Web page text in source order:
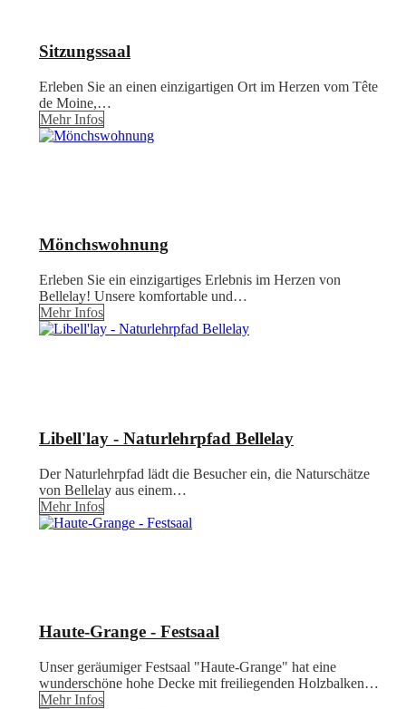
Sitzungssaal
Erleben Sie an einen einzigartigen Ort im Herzen vom Tête
de Moine,…
Mehr Infos
Mönchswohnung
Erleben Sie ein einzigartiges Erlebnis im Herzen von
Bellelay! Unsere komfortable und…
Mehr Infos
Libell'lay - Naturlehrpfad Bellelay
Der Naturlehrpfad lädt die Besucher ein, die Naturschätze
von Bellelay aus einem…
Mehr Infos
Haute-Grange - Festsaal
Unser geräumiger Festsaal "Haute-Grange" hat eine
wunderschöne hohe Decke mit freiliegenden Holzbalken…
Mehr Infos